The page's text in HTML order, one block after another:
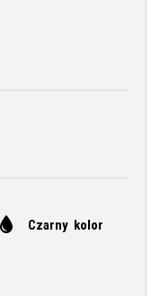
Czarny kolor